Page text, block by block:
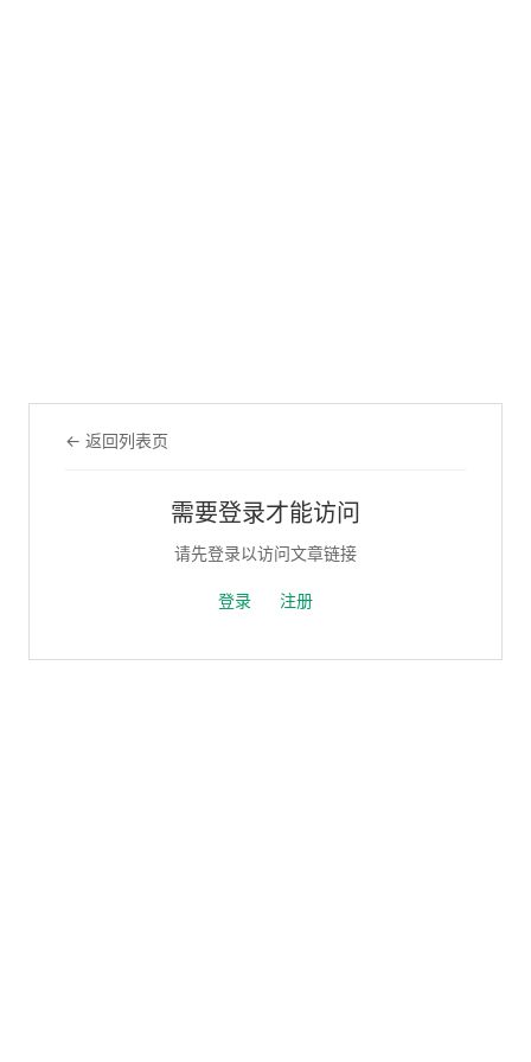
← 返回列表页
需要登录才能访问
请先登录以访问文章链接
登录 注册